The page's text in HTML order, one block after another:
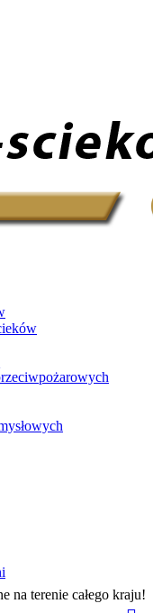
na terenie całego kraju!